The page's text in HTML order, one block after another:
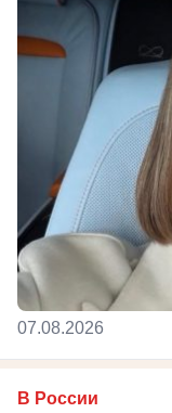
07.08.2026
В России